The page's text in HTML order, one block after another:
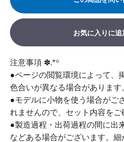
お気に入りに追
注意事項 ✽.*꙳
●ページの閲覧環境によって、
色合いが異なる場合があります
●モデルに小物を使う場合がご
れませんので、セット内容をご
●製造過程・出荷過程の間に出
などある場合がございます。